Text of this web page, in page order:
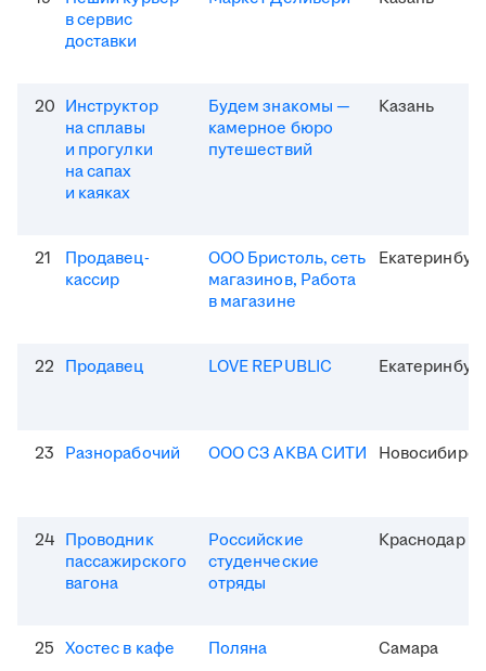
в сервис
доставки
20 Инструктор
на сплавы
и прогулки
на сапах
и каяках
Будем знакомы —
камерное бюро
путешествий
Казань
21
Продавец-
кассир
ООО Бристоль, сеть
магазинов, Работа
в магазине
22 Продавец LOVE REPUBLIC
23 Разнорабочий ООО СЗ АКВА СИТИ Новосибирск
24 Проводник
пассажирского
вагона
Российские
студенческие
отряды
Краснодар
25 Хостес в кафе Поляна Самара